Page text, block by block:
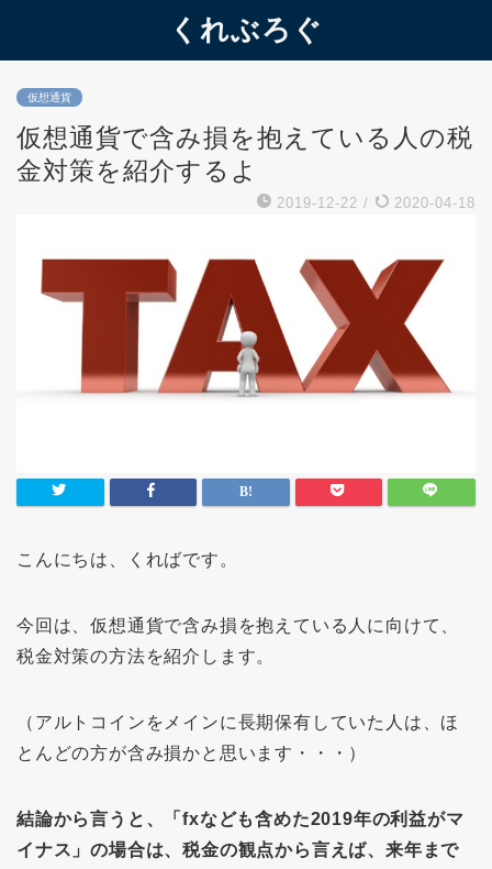
くれぶろぐ
仮想通貨
仮想通貨で含み損を抱えている人の税
金対策を紹介するよ
2019-12-22 / 2020-04-18
こんにちは、くればです。
今回は、仮想通貨で含み損を抱えている人に向けて、
税金対策の方法を紹介します。
（アルトコインをメインに長期保有していた人は、ほ
とんどの方が含み損かと思います・・・）
結論から言うと、「fxなども含めた2019年の利益がマ
イナス」の場合は、税金の観点から言えば、来年まで